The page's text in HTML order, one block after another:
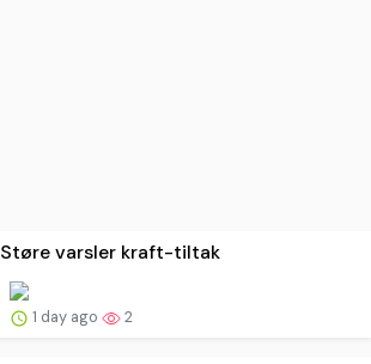
Støre varsler kraft-tiltak
1 day ago 2